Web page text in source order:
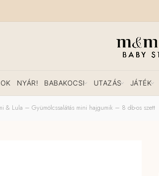
NYÁR! BABAKOCSI UTAZÁS JÁTÉK
& Lula – Gyümölcssalátás mini hajgumik – 8 db-os szett